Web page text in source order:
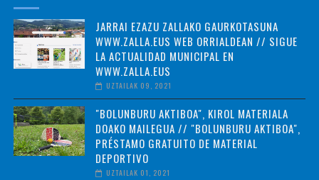
JARRAI EZAZU ZALLAKO GAURKOTASUNA
WWW.ZALLA.EUS WEB ORRIALDEAN // SIGUE
LA ACTUALIDAD MUNICIPAL EN
WWW.ZALLA.EUS
UZTAILAK 09, 2021
"BOLUNBURU AKTIBOA", KIROL MATERIALA
DOAKO MAILEGUA // "BOLUNBURU AKTIBOA",
PRÉSTAMO GRATUITO DE MATERIAL
DEPORTIVO
UZTAILAK 01, 2021